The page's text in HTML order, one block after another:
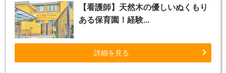
【看護師】天然木の優しいぬくもり
ある保育園！経験...
詳細を見る